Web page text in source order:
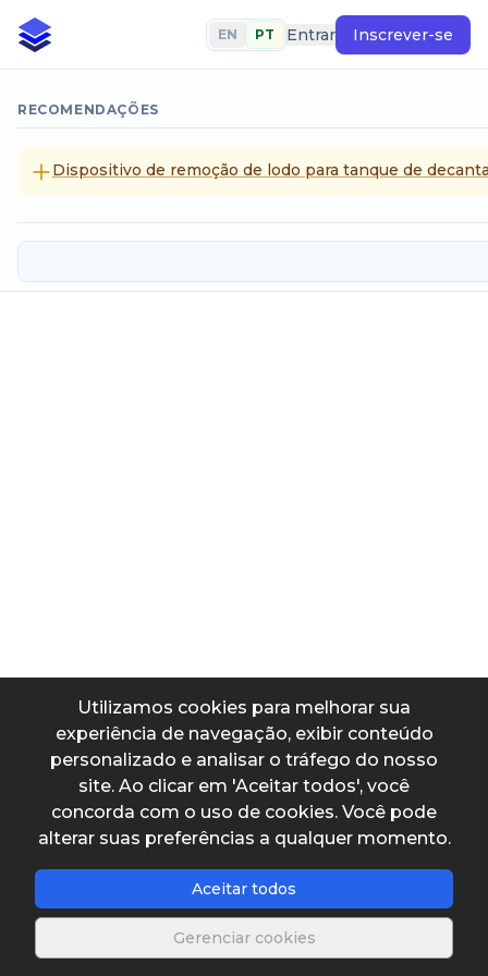
Utilizamos cookies para melhorar sua
experiência de navegação, exibir conteúdo
personalizado e analisar o tráfego do nosso
site. Ao clicar em 'Aceitar todos', você
concorda com o uso de cookies. Você pode
alterar suas preferências a qualquer momento.
Aceitar todos
Gerenciar cookies
EN PT Entrar Inscrever-se
RECOMENDAÇÕES
Dispositivo de remoção de lodo para tanque de
Diâmetro
Dados de saída